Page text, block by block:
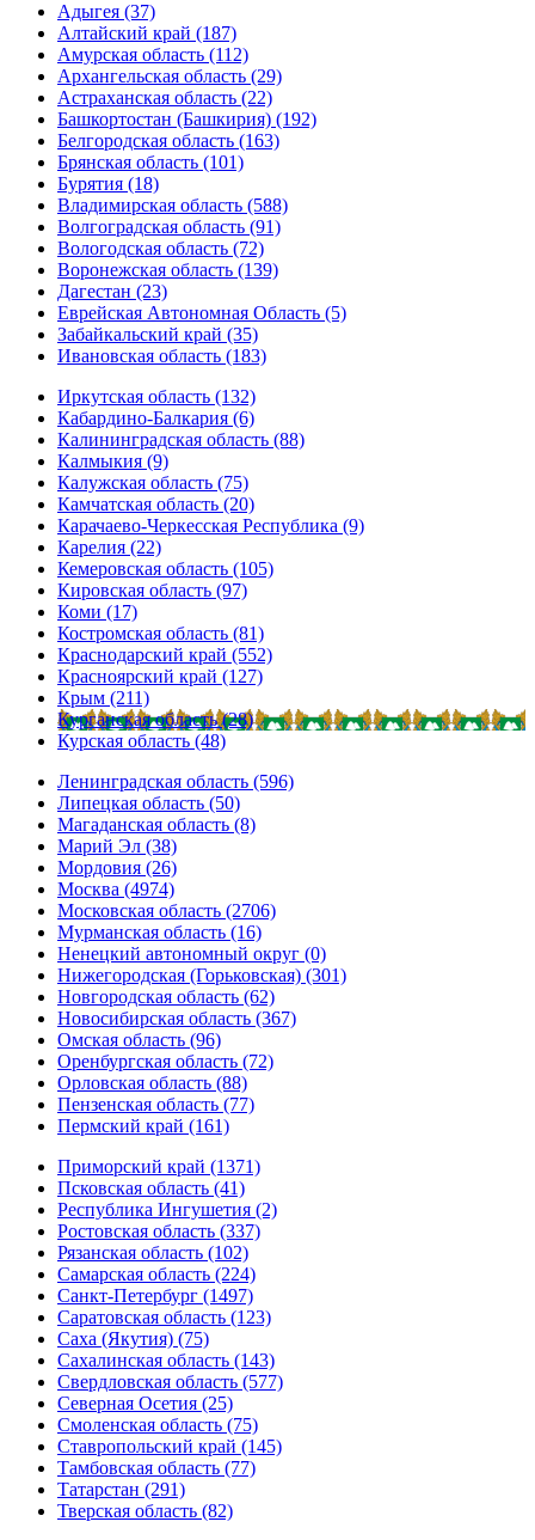
Адыгея (37)
Алтайский край (187)
Амурская область (112)
Архангельская область (29)
Астраханская область (22)
Башкортостан (Башкирия) (192)
Белгородская область (163)
Брянская область (101)
Бурятия (18)
Владимирская область (588)
Волгоградская область (91)
Вологодская область (72)
Воронежская область (139)
Дагестан (23)
Еврейская Автономная Область (5)
Забайкальский край (35)
Ивановская область (183)
Иркутская область (132)
Кабардино-Балкария (6)
Калининградская область (88)
Калмыкия (9)
Калужская область (75)
Камчатская область (20)
Карачаево-Черкесская Республика (9)
Карелия (22)
Кемеровская область (105)
Кировская область (97)
Коми (17)
Костромская область (81)
Краснодарский край (552)
Красноярский край (127)
Крым (211)
Курганская область (28)
Курская область (48)
Ленинградская область (596)
Липецкая область (50)
Магаданская область (8)
Марий Эл (38)
Мордовия (26)
Москва (4974)
Московская область (2706)
Мурманская область (16)
Ненецкий автономный округ (0)
Нижегородская (Горьковская) (301)
Новгородская область (62)
Новосибирская область (367)
Омская область (96)
Оренбургская область (72)
Орловская область (88)
Пензенская область (77)
Пермский край (161)
Приморский край (1371)
Псковская область (41)
Республика Ингушетия (2)
Ростовская область (337)
Рязанская область (102)
Самарская область (224)
Санкт-Петербург (1497)
Саратовская область (123)
Саха (Якутия) (75)
Сахалинская область (143)
Свердловская область (577)
Северная Осетия (25)
Смоленская область (75)
Ставропольский край (145)
Тамбовская область (77)
Татарстан (291)
Тверская область (82)